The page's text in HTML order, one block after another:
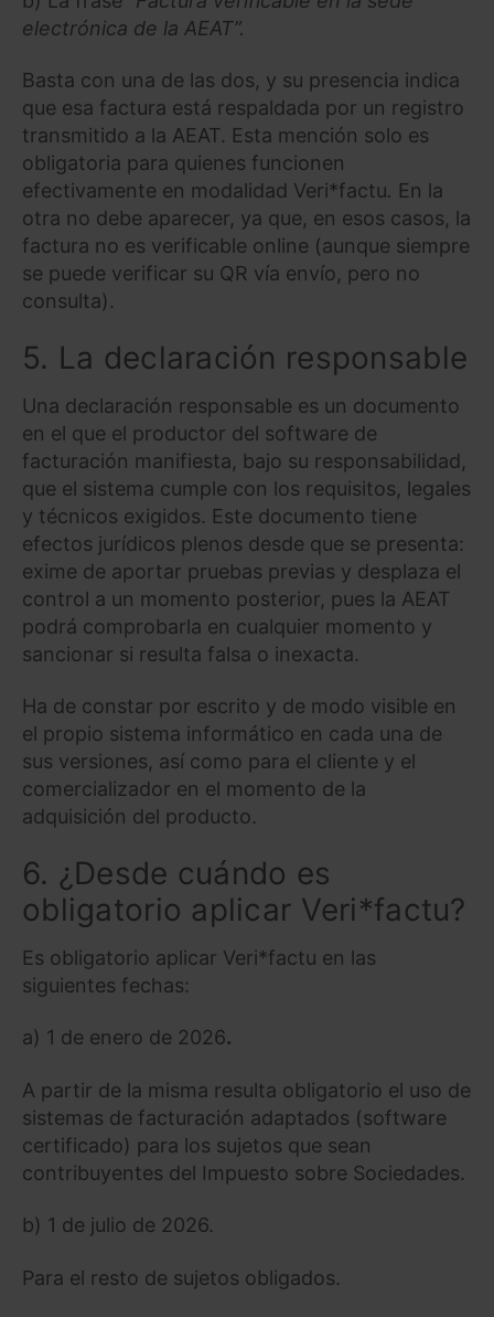
electrónica de la AEAT”.
Basta con una de las dos, y su presencia indica
que esa factura está respaldada por un registro
transmitido a la AEAT. Esta mención solo es
obligatoria para quienes funcionen
efectivamente en modalidad Veri*factu. En la
otra no debe aparecer, ya que, en esos casos, la
factura no es verificable online (aunque siempre
se puede verificar su QR vía envío, pero no
consulta).
5. La declaración responsable
Una declaración responsable es un documento
en el que el productor del software de
facturación manifiesta, bajo su responsabilidad,
que el sistema cumple con los requisitos, legales
y técnicos exigidos. Este documento tiene
efectos jurídicos plenos desde que se presenta:
exime de aportar pruebas previas y desplaza el
control a un momento posterior, pues la AEAT
podrá comprobarla en cualquier momento y
sancionar si resulta falsa o inexacta.
Ha de constar por escrito y de modo visible en
el propio sistema informático en cada una de
sus versiones, así como para el cliente y el
comercializador en el momento de la
adquisición del producto.
6. ¿Desde cuándo es
obligatorio aplicar Veri*factu?
Es obligatorio aplicar Veri*factu en las
siguientes fechas:
a) 1 de enero de 2026.
A partir de la misma resulta obligatorio el uso de
sistemas de facturación adaptados (software
certificado) para los sujetos que sean
contribuyentes del Impuesto sobre Sociedades.
b) 1 de julio de 2026.
Para el resto de sujetos obligados.